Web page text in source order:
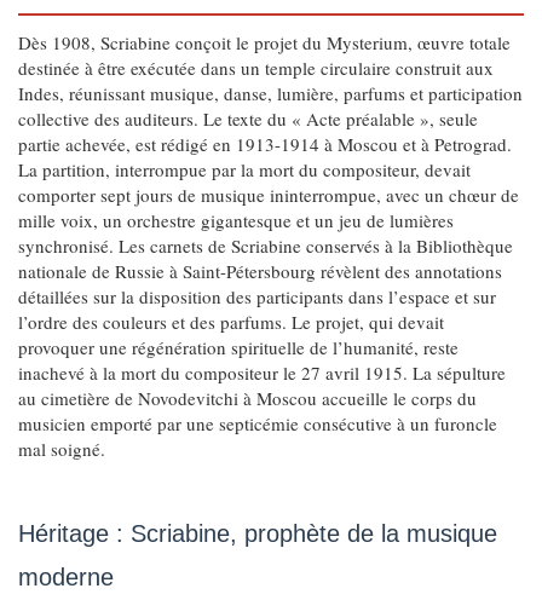
Dès 1908, Scriabine conçoit le projet du Mysterium, œuvre totale
destinée à être exécutée dans un temple circulaire construit aux
Indes, réunissant musique, danse, lumière, parfums et participation
collective des auditeurs. Le texte du « Acte préalable », seule
partie achevée, est rédigé en 1913-1914 à Moscou et à Petrograd.
La partition, interrompue par la mort du compositeur, devait
comporter sept jours de musique ininterrompue, avec un chœur de
mille voix, un orchestre gigantesque et un jeu de lumières
synchronisé. Les carnets de Scriabine conservés à la Bibliothèque
nationale de Russie à Saint-Pétersbourg révèlent des annotations
détaillées sur la disposition des participants dans l’espace et sur
l’ordre des couleurs et des parfums. Le projet, qui devait
provoquer une régénération spirituelle de l’humanité, reste
inachevé à la mort du compositeur le 27 avril 1915. La sépulture
au cimetière de Novodevitchi à Moscou accueille le corps du
musicien emporté par une septicémie consécutive à un furoncle
mal soigné.
Héritage : Scriabine, prophète de la musique
moderne